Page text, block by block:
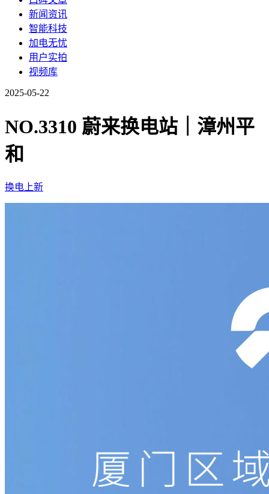
新闻资讯
智能科技
加电无忧
用户实拍
视频库
2025-05-22
NO.3310 蔚来换电站｜漳州平
和
换电上新